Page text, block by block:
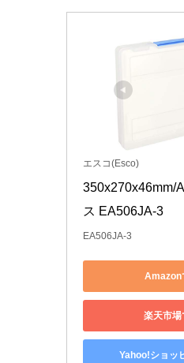
エスコ(Esco)
350x270x46mm/
ス EA506JA-3
EA506JA-3
Amazon
楽天市場
Yahoo!ショッ